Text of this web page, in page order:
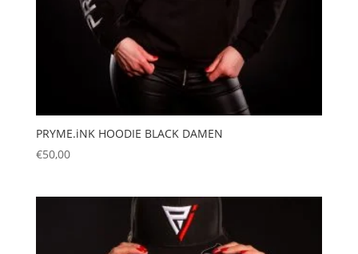
PRYME.iNK HOODIE BLACK DAMEN
€50,00